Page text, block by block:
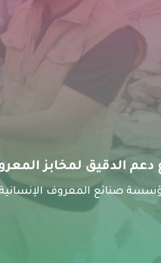
الدقيق لمخابز
صنائع المعروف